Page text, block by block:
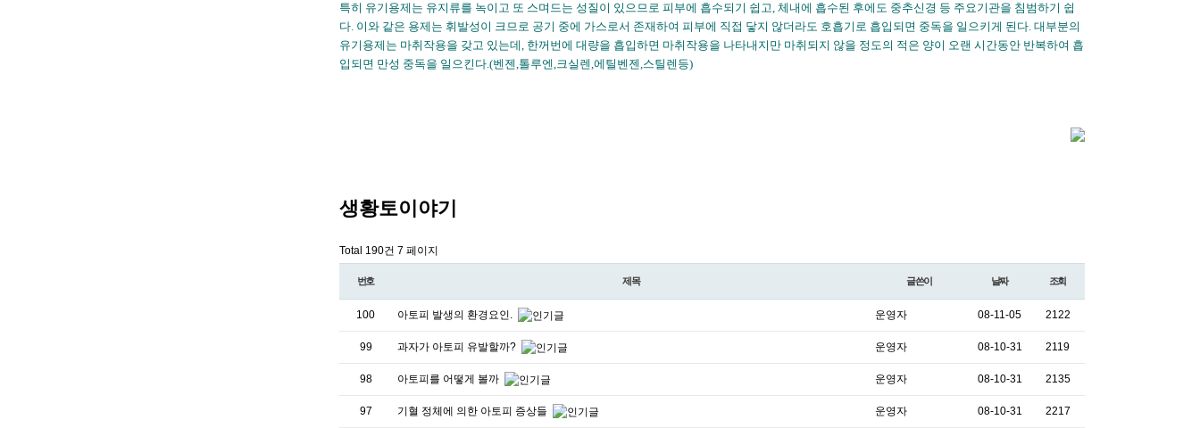
특히 유기용제는 유지류를 녹이고 또 스며드는 성질이 있으므로 피부에 흡수되기 쉽고, 체내에 흡수된 후에도 중추신경 등 주요기관을 침범하기 쉽
다. 이와 같은 용제는 휘발성이 크므로 공기 중에 가스로서 존재하여 피부에 직접 닿지 않더라도 호흡기로 흡입되면 중독을 일으키게 된다. 대부분의
유기용제는 마취작용을 갖고 있는데, 한꺼번에 대량을 흡입하면 마취작용을 나타내지만 마취되지 않을 정도의 적은 양이 오랜 시간동안 반복하여 흡
입되면 만성 중독을 일으킨다.(벤젠,톨루엔,크실렌,에틸벤젠,스틸렌등)
생황토이야기
Total 190건 7 페이지
번호 제목 글쓴이 날짜 조회
100 아토피 발생의 환경요인. 운영자 08-11-05 2122
99 과자가 아토피 유발할까? 운영자 08-10-31 2119
98 아토피를 어떻게 볼까 운영자 08-10-31 2135
97 기혈 정체에 의한 아토피 증상들 운영자 08-10-31 2217